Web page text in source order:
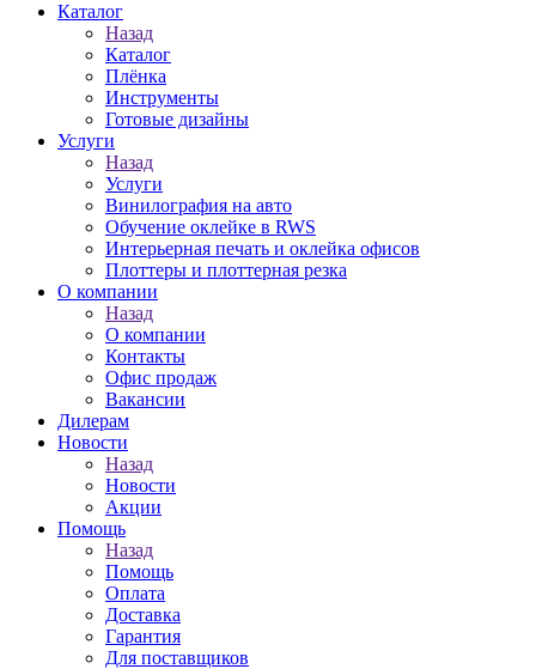
Каталог
Назад
Каталог
Плёнка
Инструменты
Готовые дизайны
Услуги
Назад
Услуги
Винилография на авто
Обучение оклейке в RWS
Интерьерная печать и оклейка офисов
Плоттеры и плоттерная резка
О компании
Назад
О компании
Контакты
Офис продаж
Вакансии
Дилерам
Новости
Назад
Новости
Акции
Помощь
Назад
Помощь
Оплата
Доставка
Гарантия
Для поставщиков